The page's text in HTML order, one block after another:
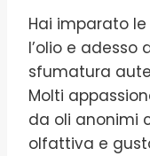
Hai imparato
l’olio e adesso
sfumatura
Molti
da oli anonimi
olfattiva e